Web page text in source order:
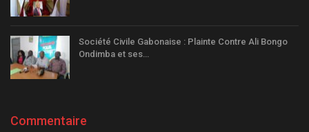
Société Civile Gabonaise : Plainte Contre Ali Bongo
Ondimba et ses…
Commentaire